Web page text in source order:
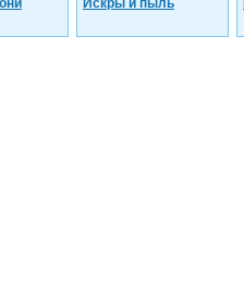
Искры и пыль